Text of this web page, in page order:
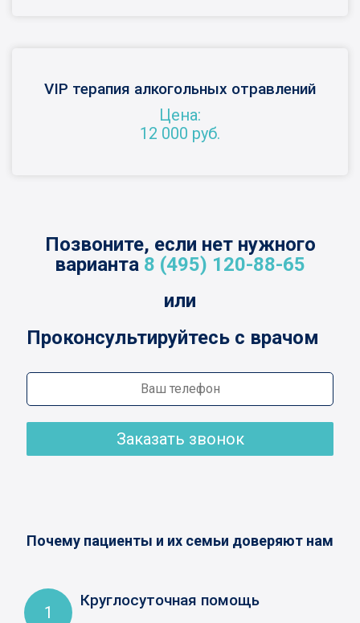
VIP терапия алкогольных отравлений
Цена:
12 000 руб.
Позвоните, если нет нужного
варианта 8 (495) 120-88-65
или
Проконсультируйтесь с врачом
Заказать звонок
Почему пациенты и их семьи доверяют нам
1
Круглосуточная помощь